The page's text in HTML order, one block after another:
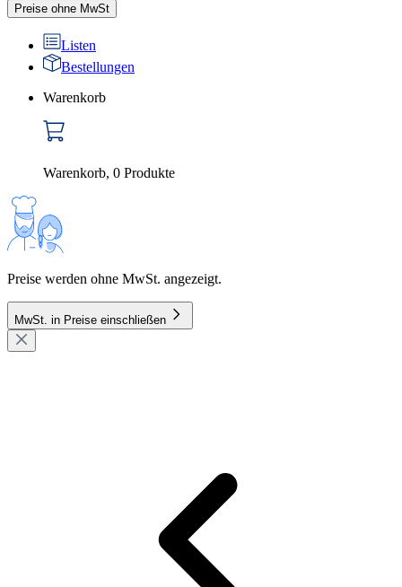
Preise ohne MwSt
Listen
Bestellungen
Warenkorb
Warenkorb, 0 Produkte
Preise werden ohne MwSt. angezeigt.
MwSt. in Preise einschließen